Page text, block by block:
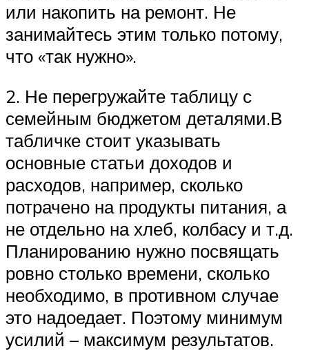
или накопить на ремонт. Не
занимайтесь этим только потому,
что «так нужно».
2. Не перегружайте таблицу с
семейным бюджетом деталями.В
табличке стоит указывать
основные статьи доходов и
расходов, например, сколько
потрачено на продукты питания, а
не отдельно на хлеб, колбасу и т.д.
Планированию нужно посвящать
ровно столько времени, сколько
необходимо, в противном случае
это надоедает. Поэтому минимум
усилий – максимум результатов.